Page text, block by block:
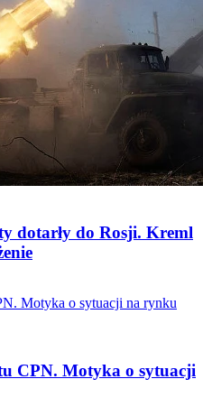
dotarły do Rosji. Kreml
CPN. Motyka o sytuacji